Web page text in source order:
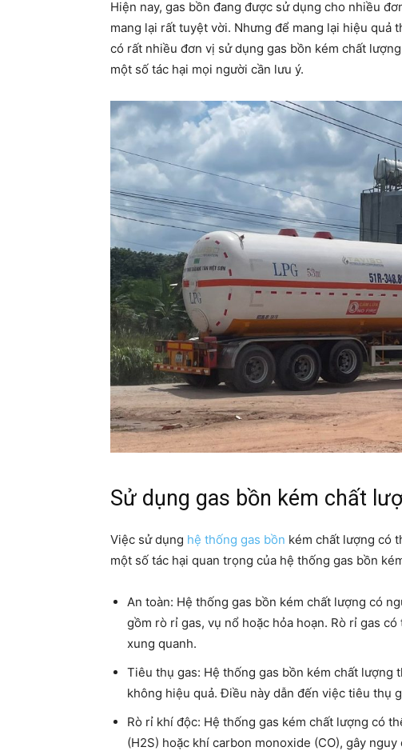
Hiện nay, gas bồn đang được sử dụng cho nhiều
mang lại rất tuyệt vời. Nhưng để mang lại hiệu quả
có rất nhiều đơn vị sử dụng gas bồn kém chất
một số tác hại mọi người cần lưu ý.
Sử dụng gas bồn kém chất
Việc sử dụng hệ thống gas bồn kém chất lượng có
một số tác hại quan trọng của hệ thống gas bồn
An toàn: Hệ thống gas bồn kém chất lượng có
gồm rò rỉ gas, vụ nổ hoặc hỏa hoạn. Rò rỉ gas
xung quanh.
Tiêu thụ gas: Hệ thống gas bồn kém chất
không hiệu quả. Điều này dẫn đến việc tiêu thụ
Rò rỉ khí độc: Hệ thống gas kém chất lượng có
(H2S) hoặc khí carbon monoxide (CO), gây